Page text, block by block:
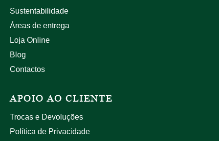
Sustentabilidade
Áreas de entrega
Loja Online
Blog
Contactos
APOIO AO CLIENTE
Trocas e Devoluções
Política de Privacidade